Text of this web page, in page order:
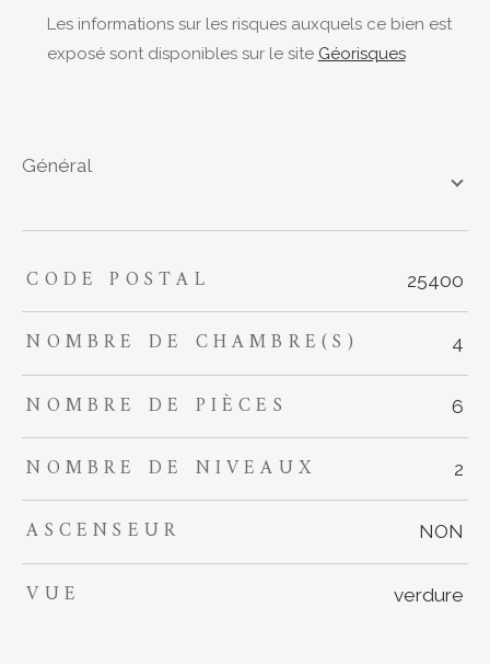
Les informations sur les risques auxquels ce bien est
exposé sont disponibles sur le site Géorisques
général
TRAD_ZEPHYR_Caracteristique TRAD_ZEPHYR_Valeurs
CODE POSTAL 25400
NOMBRE DE CHAMBRE(S) 4
NOMBRE DE PIÈCES 6
NOMBRE DE NIVEAUX 2
ASCENSEUR NON
VUE verdure